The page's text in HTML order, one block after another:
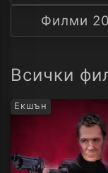
Филми
Всички
Екшън